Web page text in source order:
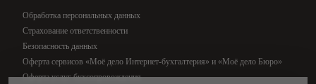
Обработка персональных данных
Страхование ответственности
Безопасность данных
Оферта сервисов «Моё дело Интернет-бухгалтерия» и «Моё дело Бюро»
Оферта услуг бухсопровождения